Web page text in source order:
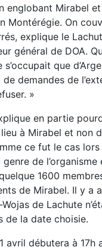
englobant Mirabel
Montérégie. On
explique le
général de DOA.
s’occupait que
demandes de
»
en partie
à Mirabel et non
ce fut le cas
de l’organisme
1600
de Mirabel. Il y a
de Lachute
de la date choisie.
avril débutera à 17h